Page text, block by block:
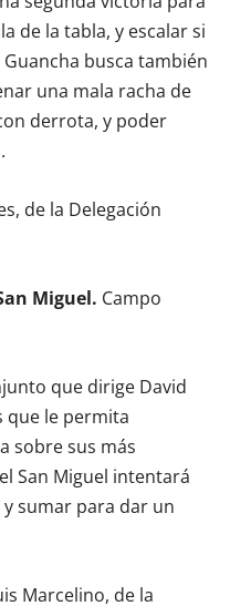
de la tabla, y escalar si
busca también
una mala racha de
derrota, y poder
de la Delegación
Miguel. Campo
que dirige David
que le permita
sobre sus más
San Miguel intentará
sumar para dar un
Marcelino, de la